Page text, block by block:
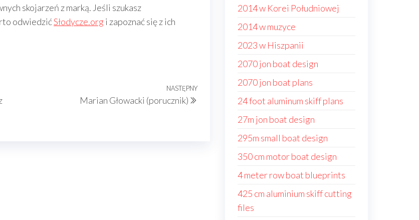
skojarzeń z marką. Jeśli szukasz
odwiedzićSłodycze.org i zapoznać się z ich
Następny
NASTĘPNY
Marian Głowacki (porucznik)
2014 w Korei Południowej
2014 w muzyce
2023 w Hiszpanii
2070 jon boat design
2070 jon boat plans
24 foot aluminum skiff plans
27m jon boat design
295m small boat design
350 cm motor boat design
4 meter row boat blueprints
425 cm aluminium skiff cutting
files